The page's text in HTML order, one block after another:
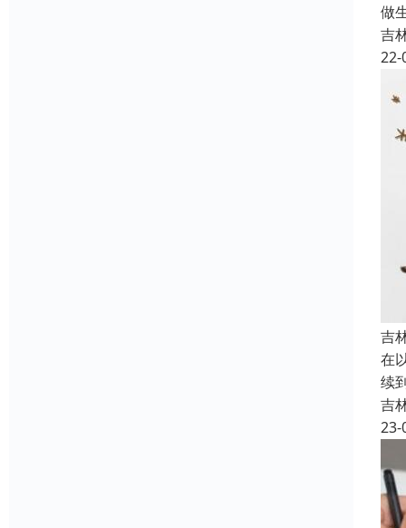
做
吉
22-
吉
在
续
吉
23-